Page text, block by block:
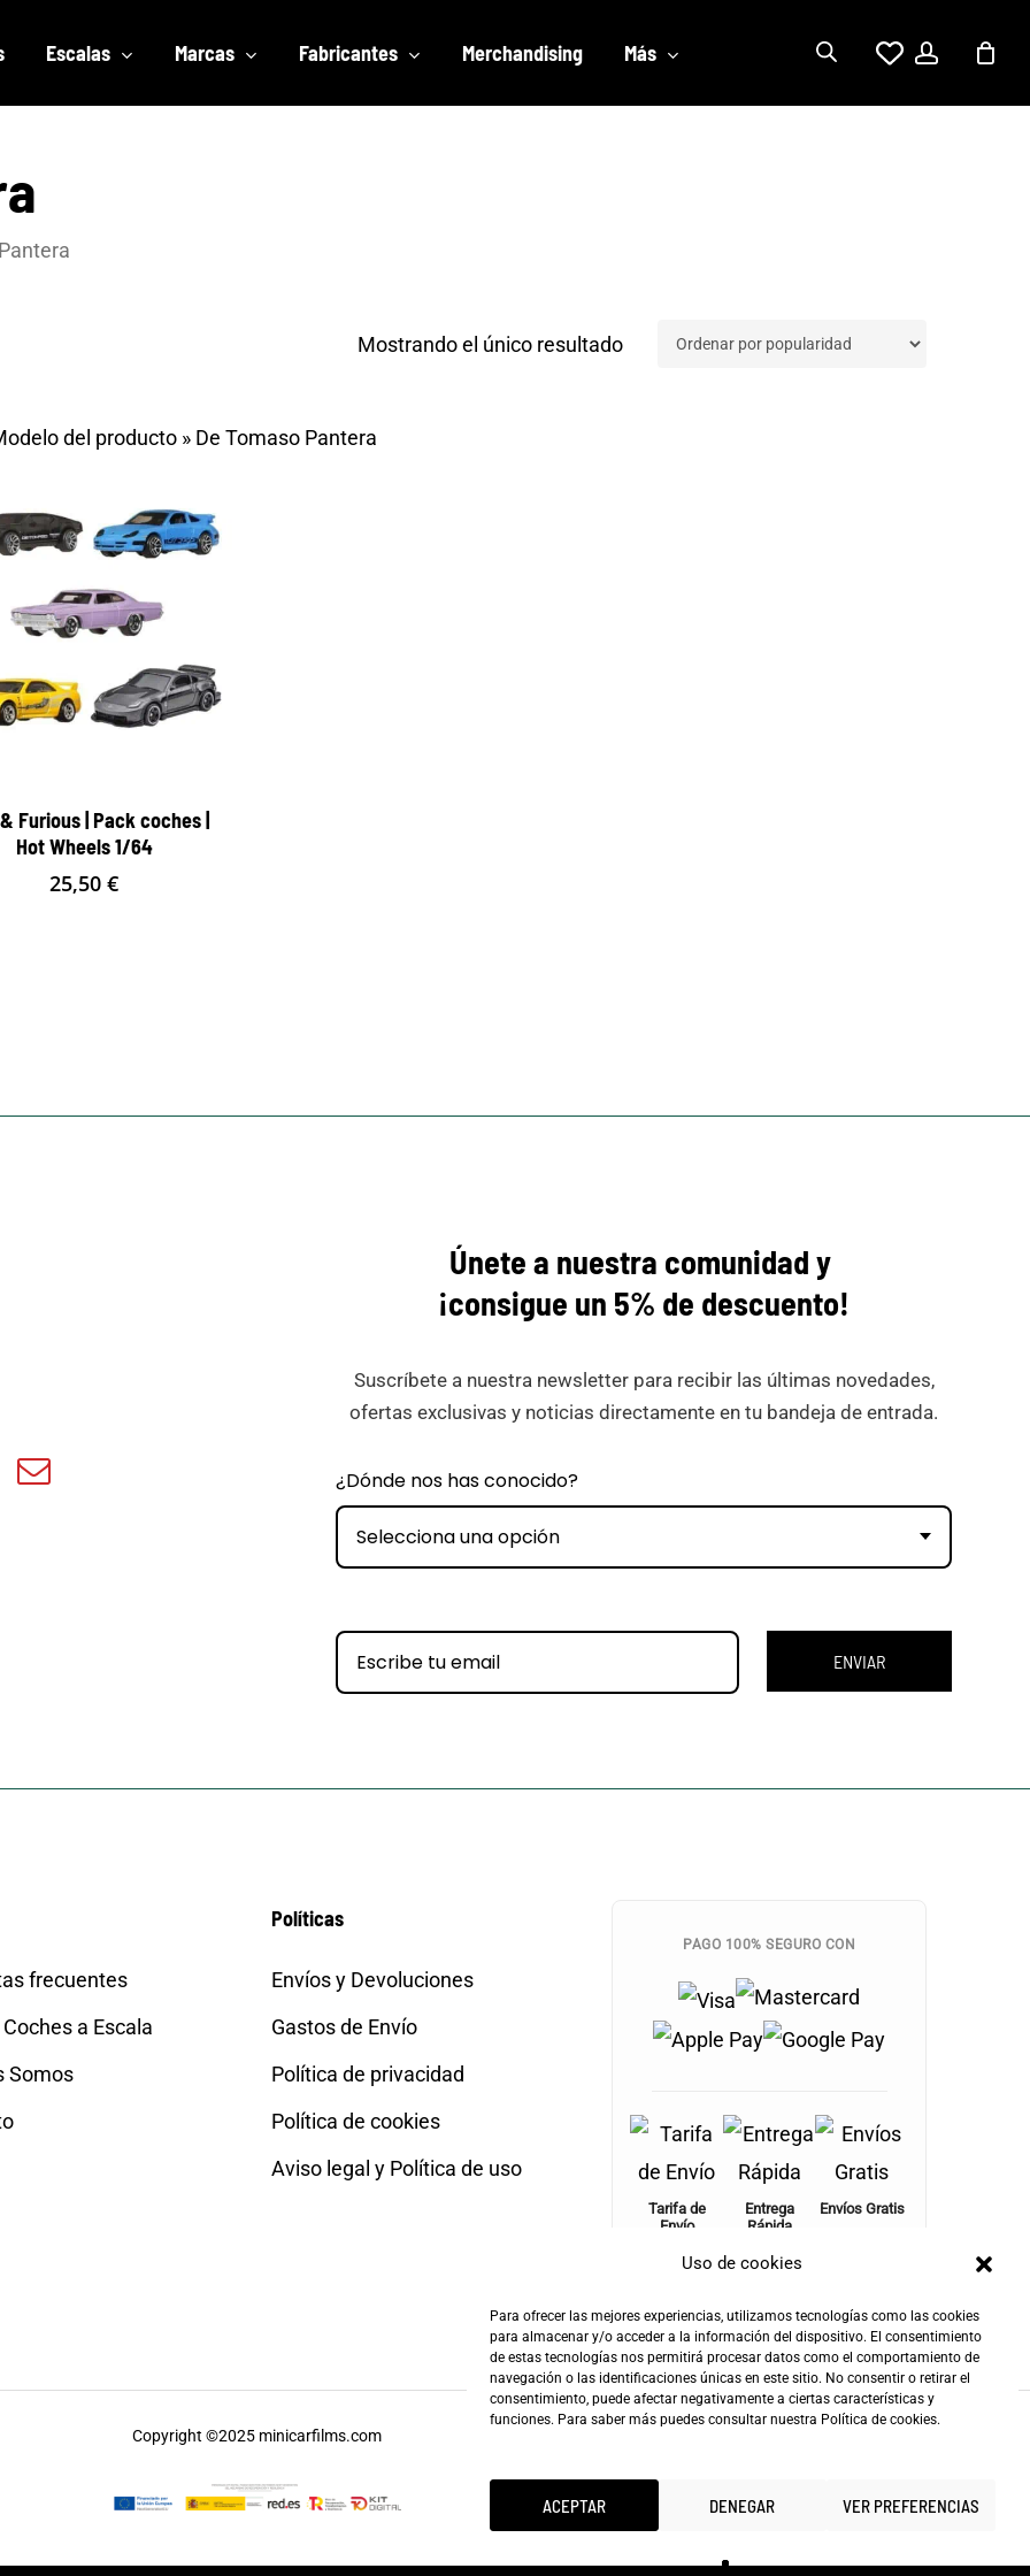
Uso de cookies
Para ofrecer las mejores experiencias, utilizamos tecnologías como las cookies
para almacenar y/o acceder a la información del dispositivo. El consentimiento
de estas tecnologías nos permitirá procesar datos como el comportamiento de
navegación o las identificaciones únicas en este sitio. No consentir o retirar el
consentimiento, puede afectar negativamente a ciertas características y
funciones. Para saber más puedes consultar nuestra Política de cookies.
ACEPTAR DENEGAR VER PREFERENCIAS
Escalas Marcas Fabricantes Merchandising Más account
Mostrando el único resultado
del producto » De Tomaso Pantera
Furious | Pack coches |
Hot Wheels 1/64
25,50€
Minicar
Únete a nuestra comunidad y
¡consigue un 5% de descuento!
Suscríbete a nuestra newsletter para recibir las últimas novedades,
ofertas exclusivas y noticias directamente en tu bandeja de entrada.
¿Dónde nos has conocido?
Selecciona una opción
ENVIAR
frecuentes
a Escala
Somos
Políticas
Envíos y Devoluciones
Gastos de Envío
Política de privacidad
Política de cookies
Aviso legal y Política de uso
PAGO 100% SEGURO CON
Tarifa de
Envío
4,90€
Entrega
Rápida
24-72h
Envíos Gratis
Copyright ©2025 minicarfilms.com